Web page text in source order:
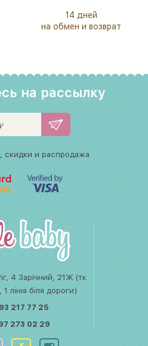
14 дней
на обмен и возврат
на рассылку
скидки и распродажа
4 Зарічний, 21Ж (тк
1 лінія біля дороги)
217 77 25
273 02 29